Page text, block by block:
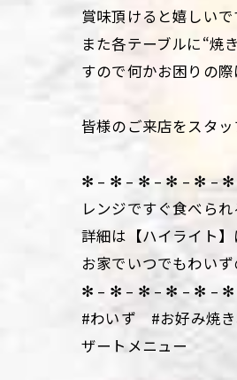
賞味頂けると嬉しい
また各テーブルに“焼
すので何かお困りの
皆様のご来店をスタッ
✻ – ✻ – ✻ – ✻ – ✻ –
レンジですぐ食べら
詳細は【ハイライト
お家でいつでもわい
✻ – ✻ – ✻ – ✻ – ✻ –
#わいず #お好み焼
ザートメニュー